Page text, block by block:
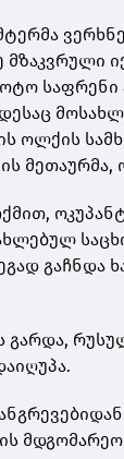
საფრენი
ოლქის
გაჩნდა
გარდა,